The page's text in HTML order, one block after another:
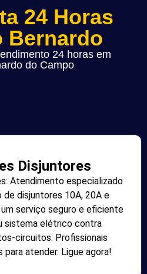
24 Horas
Bernardo
24 horas em
do Campo
Disjuntores
Atendimento especializado
de disjuntores 10A, 20A e
serviço seguro e eficiente
sistema elétrico contra
circuitos. Profissionais
atender. Ligue agora!